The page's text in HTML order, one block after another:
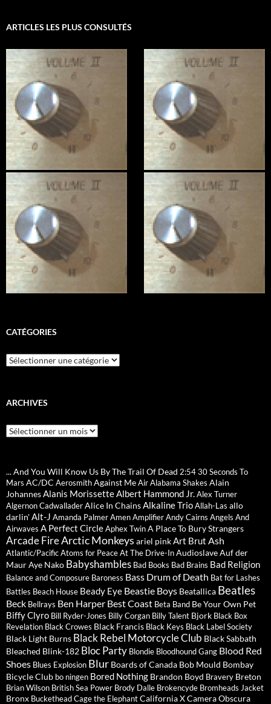
ARTICLES LES PLUS CONSULTÉS
CATÉGORIES
Catégories
ARCHIVES
Archives
... And You Will Know Us By The Trail Of Dead 2:5430 Seconds To
Mars AC/DC AerosmithAgainst MeAirAlabama Shakes Alain
JohannesAlanis MorissetteAlbert Hammond Jr.Alex Turner
Algernon CadwalladerAlice In ChainsAlkaline TrioAllah-Las allo
darlin'Alt-J Amanda PalmerAmenAmplifierAndy Cairns Angels And
Airwaves A Perfect CircleAphex TwinA Place To Bury Strangers
Arcade FireArctic Monkeys ariel pinkArt Brut Ash
Atlantic/PacificAtoms for PeaceAt The Drive-InAudioslaveAuf der
MaurAye Nako Babyshambles Bad Books Bad Brains Bad Religion
Balance and Composure Baroness Bass Drum of Death Bat for Lashes
Battles Beach House Beady Eye Beastie Boys Beatallica Beatles
Beck Bellrays Ben Harper Best Coast Beta Band Be Your Own Pet
Biffy Clyro Bill Ryder-Jones Billy Corgan Billy Talent Bjork Black Box
Revelation Black Crowes Black Francis Black Keys Black Label Society
Black Light Burns Black Rebel Motorcycle Club Black Sabbath
Bleached Blink-182 Bloc Party Blondie Bloodhound Gang Blood Red
Shoes Blues Explosion Blur Boards of Canada Bob Mould Bombay
Bicycle Club bo ningen Bored Nothing Brandon Boyd Bravery Breton
Brian Wilson British Sea Power Brody Dalle Brokencyde Bromheads Jacket
Bronx BucketheadCage the ElephantCalifornia XCamera Obscura